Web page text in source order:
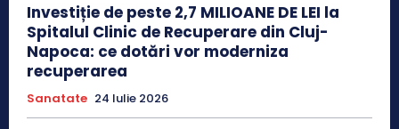
Investiție de peste 2,7 MILIOANE DE LEI la
Spitalul Clinic de Recuperare din Cluj-
Napoca: ce dotări vor moderniza
recuperarea
Sanatate 24 Iulie 2026